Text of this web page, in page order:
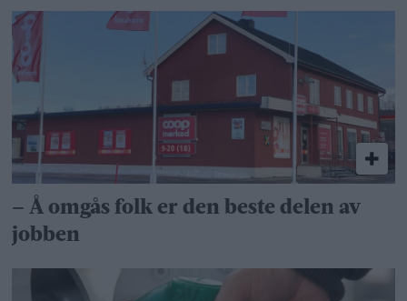
– Å omgås folk er den beste delen av
jobben